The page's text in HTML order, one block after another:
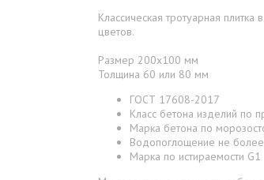
Классическая тротуарная
цветов.
Размер 200x100 мм
Толщина 60 или 80 мм
ГОСТ 17608-2017
Класс бетона изделий по
Марка бетона по
Водопоглощение не
Марка по истираемости G1